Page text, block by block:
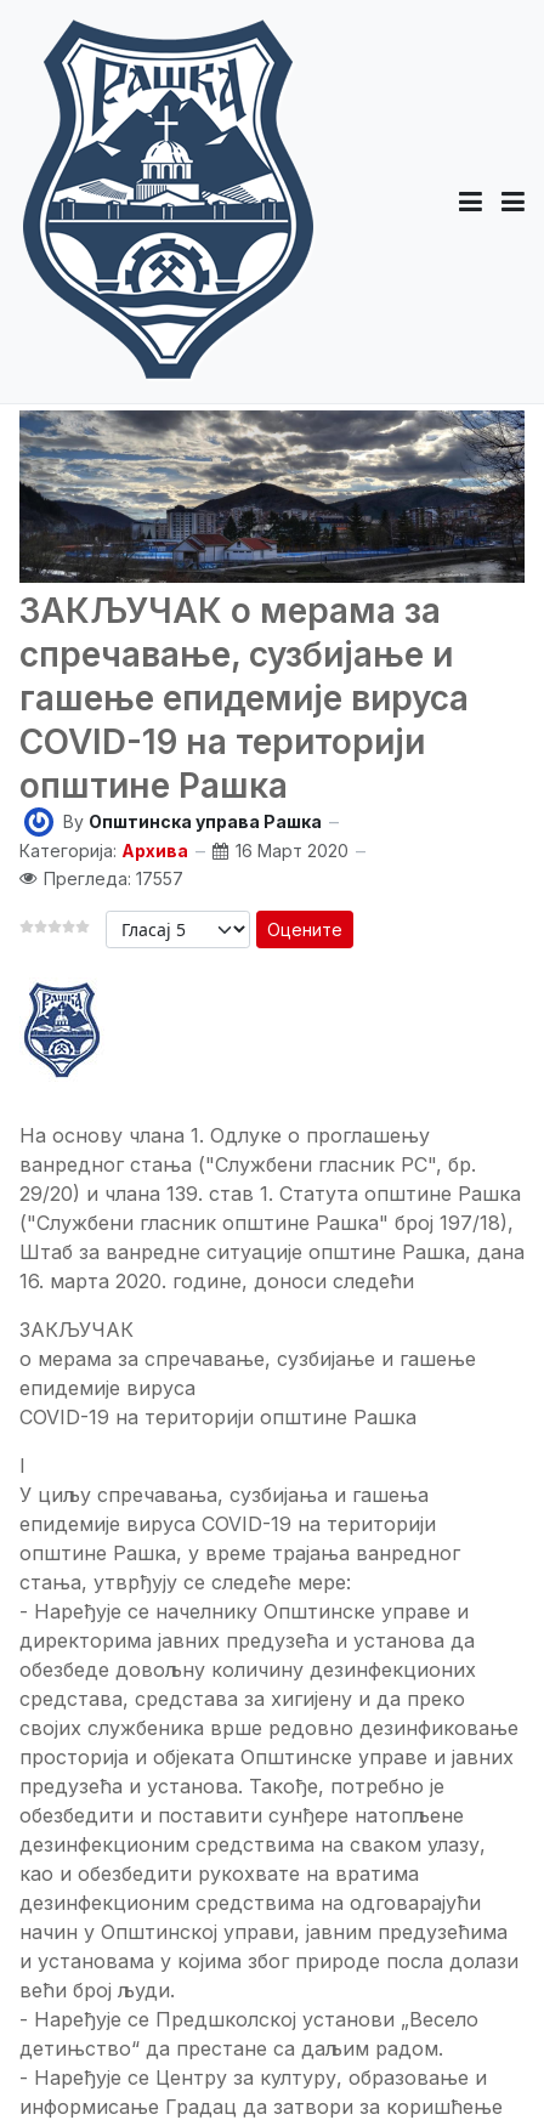
ЗАКЉУЧАК о мерама за
спречавање, сузбијање и
гашење епидемије вируса
COVID-19 на територији
општине Рашка
By Општинска управа Рашка
Категорија: Архива
16 Март 2020
Прегледа: 17557
Оцените
Ha основу члана 1. Одлуке о проглашењу
ванредног стања ("Службени гласник РС", бр.
29/20) и члана 139. став 1. Статута општине Рашка
("Службени гласник општине Рашка" број 197/18),
Штаб за ванредне ситуације општине Рашка, дана
16. марта 2020. године, доноси следећи
ЗАКЉУЧАК
о мерама за спречавање, сузбијање и гашење
епидемије вируса
COVID-19 на територији општине Рашка
I
У циљу спречавања, сузбијања и гашења
епидемије вируса COVID-19 на територији
општине Рашка, у време трајања ванредног
стања, утврђују се следеће мере:
- Наређује се начелнику Општинске управе и
директорима јавних предузећа и установа да
обезбеде довољну количину дезинфекционих
средстава, средстава за хигијену и да преко
својих службеника врше редовно дезинфиковање
просторија и објеката Општинске управе и јавних
предузећа и установа. Такође, потребно је
обезбедити и поставити сунђере натопљене
дезинфекционим средствима на сваком улазу,
као и обезбедити рукохвате на вратима
дезинфекционим средствима на одговарајући
начин у Општинској управи, јавним предузећима
и установама у којима због природе посла долази
већи број људи.
- Наређује се Предшколској установи „Весело
детињство“ да престане са даљим радом.
- Наређује се Центру за културу, образовање и
информисање Градац да затвори за коришћење